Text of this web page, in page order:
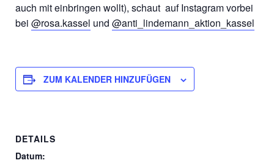
auch mit einbringen wollt), schaut auf Instagram vorbei
bei @rosa.kassel und @anti_lindemann_aktion_kassel
ZUM KALENDER HINZUFÜGEN
DETAILS
Datum: